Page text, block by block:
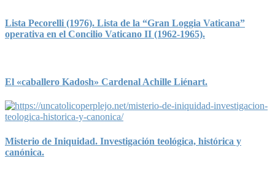
Lista Pecorelli (1976). Lista de la “Gran Loggia Vaticana”
operativa en el Concilio Vaticano II (1962-1965).
El «caballero Kadosh» Cardenal Achille Liénart.
Misterio de Iniquidad. Investigación teológica, histórica y
canónica.